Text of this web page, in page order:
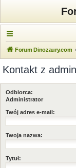
Forum Dinozaury.com
Kontakt z
Odbiorca:
Administrator
Twój adres e-mail:
Twoja nazwa:
Tytuł: